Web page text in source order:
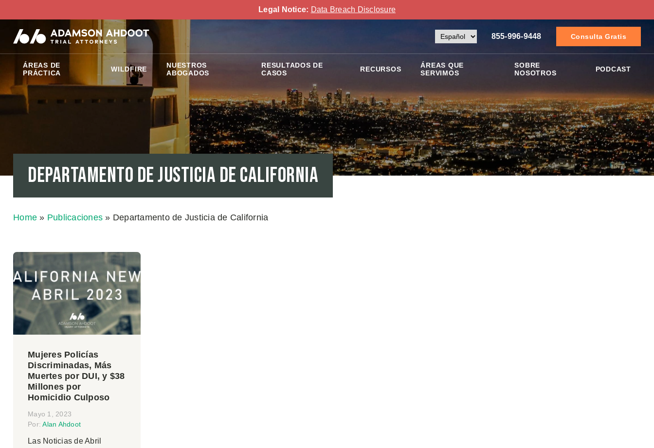
Legal Notice: Data Breach Disclosure
855-996-9448 Consulta Gratis
ÁREAS DE
PRÁCTICA
WILDFIRE
NUESTROS
ABOGADOS
RESULTADOS DE
CASOS
RECURSOS
ÁREAS QUE
SERVIMOS
SOBRE
NOSOTROS
PODCAST
Departamento de Justicia de California
Home » Publicaciones » Departamento de Justicia de California
Mujeres Policías
Discriminadas, Más
Muertes por DUI, y $38
Millones por
Homicidio Culposo
Mayo 1, 2023
Por:Alan Ahdoot
Las Noticias de Abril